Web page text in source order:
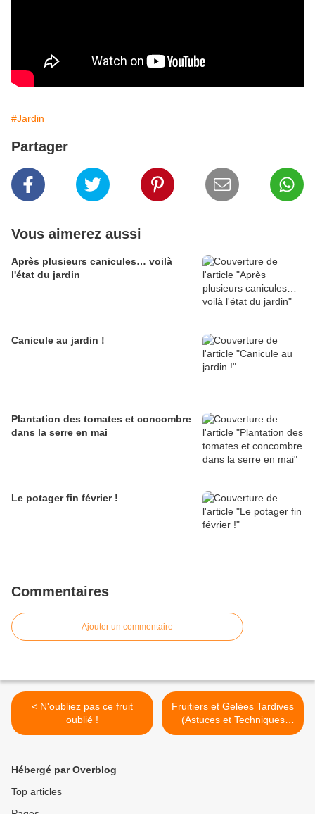
#Jardin
Partager
Vous aimerez aussi
Après plusieurs canicules… voilà
l'état du jardin
Canicule au jardin !
Plantation des tomates et concombre
dans la serre en mai
Le potager fin février !
Commentaires
Ajouter un commentaire
< N'oubliez pas ce fruit
oublié !
Fruitiers et Gelées Tardives
(Astuces et Techniques
pour Réussir) >
Hébergé par Overblog
Top articles